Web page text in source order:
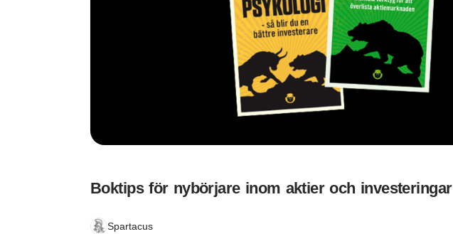
Boktips för nybörjare inom aktier och investeringar
Spartacus